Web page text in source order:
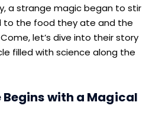
a strange magic began to stir
to the food they ate and the
let’s dive into their story
filled with science along the
with a Magical